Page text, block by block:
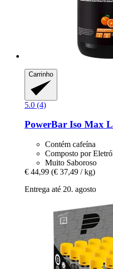
Carrinho
5.0 (4)
PowerBar Iso Max
Contém cafeína
Composto por
Muito Saboroso
€ 44,99 (€ 37,49 / kg)
Entrega até 20. agosto